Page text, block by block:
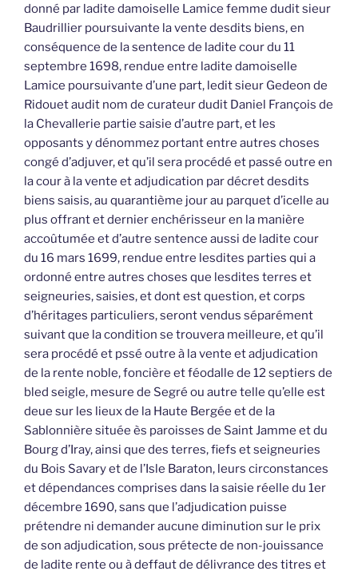
donné par ladite damoiselle Lamice femme dudit sieur
Baudrillier poursuivante la vente desdits biens, en
conséquence de la sentence de ladite cour du 11
septembre 1698, rendue entre ladite damoiselle
Lamice poursuivante d’une part, ledit sieur Gedeon de
Ridouet audit nom de curateur dudit Daniel François de
la Chevallerie partie saisie d’autre part, et les
opposants y dénommez portant entre autres choses
congé d’adjuver, et qu’il sera procédé et passé outre en
la cour à la vente et adjudication par décret desdits
biens saisis, au quarantième jour au parquet d’icelle au
plus offrant et dernier enchérisseur en la manière
accoûtumée et d’autre sentence aussi de ladite cour
du 16 mars 1699, rendue entre lesdites parties qui a
ordonné entre autres choses que lesdites terres et
seigneuries, saisies, et dont est question, et corps
d’héritages particuliers, seront vendus séparément
suivant que la condition se trouvera meilleure, et qu’il
sera procédé et pssé outre à la vente et adjudication
de la rente noble, foncière et féodalle de 12 septiers de
bled seigle, mesure de Segré ou autre telle qu’elle est
deue sur les lieux de la Haute Bergée et de la
Sablonnière située ès paroisses de Saint Jamme et du
Bourg d’Iray, ainsi que des terres, fiefs et seigneuries
du Bois Savary et de l’Isle Baraton, leurs circonstances
et dépendances comprises dans la saisie réelle du 1er
décembre 1690, sans que l’adjudication puisse
prétendre ni demander aucune diminution sur le prix
de son adjudication, sous prétecte de non-jouissance
de ladite rente ou à deffaut de délivrance des titres et